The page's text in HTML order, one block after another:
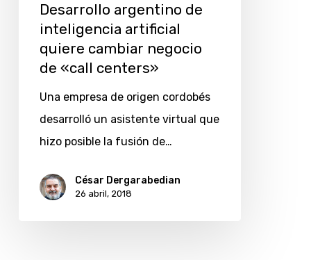
Desarrollo argentino de
inteligencia artificial
quiere cambiar negocio
de «call centers»
Una empresa de origen cordobés
desarrolló un asistente virtual que
hizo posible la fusión de…
César Dergarabedian
26 abril, 2018